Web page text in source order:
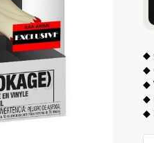
◆
◆
◆
◆
◆